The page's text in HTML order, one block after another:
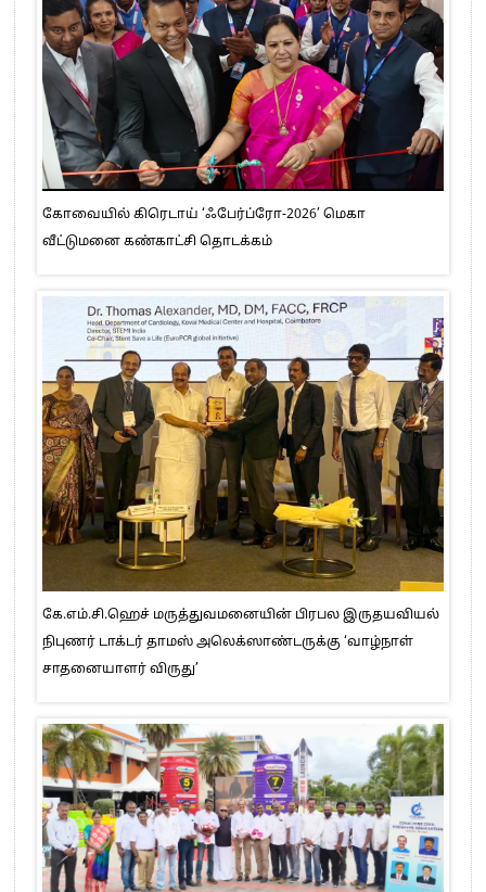
கோவையில் கிரெடாய் ‘ஃபேர்ப்ரோ-2026’ மெகா
வீட்டுமனை கண்காட்சி தொடக்கம்
கே.எம்.சி.ஹெச் மருத்துவமனையின் பிரபல இருதயவியல்
நிபுணர் டாக்டர் தாமஸ் அலெக்ஸாண்டருக்கு ‘வாழ்நாள்
சாதனையாளர் விருது’